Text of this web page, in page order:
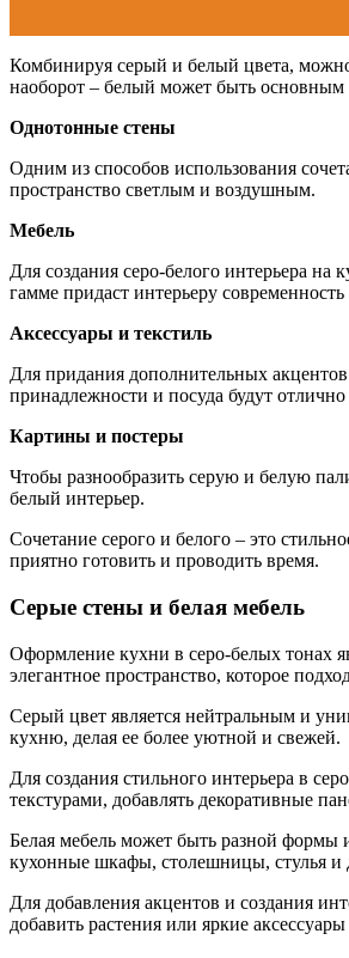
Комбинируя серый и белый цвета,
наоборот – белый может быть
Однотонные стены
Одним из способов использования
пространство светлым и воздушным.
Мебель
Для создания серо-белого интерьера
гамме придаст интерьеру
Аксессуары и текстиль
Для придания дополнительных
принадлежности и посуда будут отлично
Картины и постеры
Чтобы разнообразить серую и белую
белый интерьер.
Сочетание серого и белого – это
приятно готовить и проводить время.
Серые стены и белая мебель
Оформление кухни в серо-белых тонах
элегантное пространство, которое
Серый цвет является нейтральным и
кухню, делая ее более уютной и свежей.
Для создания стильного интерьера в
текстурами, добавлять декоративные
Белая мебель может быть разной формы
кухонные шкафы, столешницы, стулья и
Для добавления акцентов и создания
добавить растения или яркие